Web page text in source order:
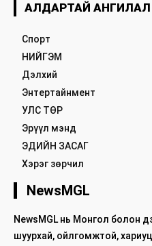
АЛДАРТАЙ АНГИЛАЛ
Спорт
НИЙГЭМ
Дэлхий
Энтертайнмент
УЛС ТӨР
Эрүүл мэнд
ЭДИЙН ЗАСАГ
Хэрэг зөрчил
NewsMGL
NewsMGL нь Монгол болон
шуурхай, ойлгомжтой,